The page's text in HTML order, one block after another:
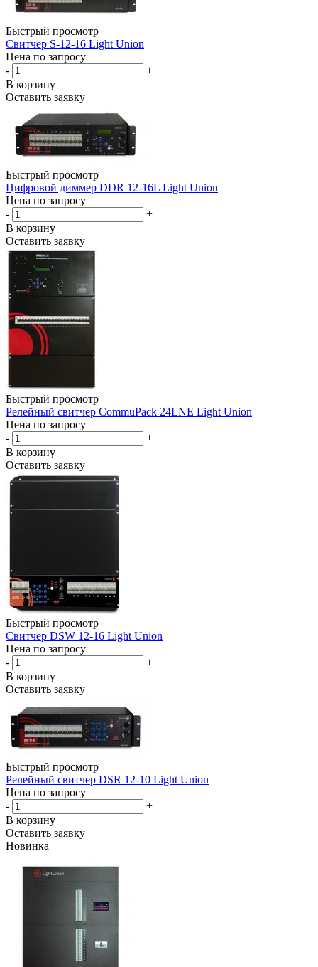
Быстрый просмотр
Свитчер S-12-16 Light Union
Цена по запросу
-
+
В корзину
Оставить заявку
Быстрый просмотр
Цифровой диммер DDR 12-16L Light Union
Цена по запросу
-
+
В корзину
Оставить заявку
Быстрый просмотр
Релейный свитчер CommuPack 24LNE Light Union
Цена по запросу
-
+
В корзину
Оставить заявку
Быстрый просмотр
Свитчер DSW 12-16 Light Union
Цена по запросу
-
+
В корзину
Оставить заявку
Быстрый просмотр
Релейный свитчер DSR 12-10 Light Union
Цена по запросу
-
+
В корзину
Оставить заявку
Новинка